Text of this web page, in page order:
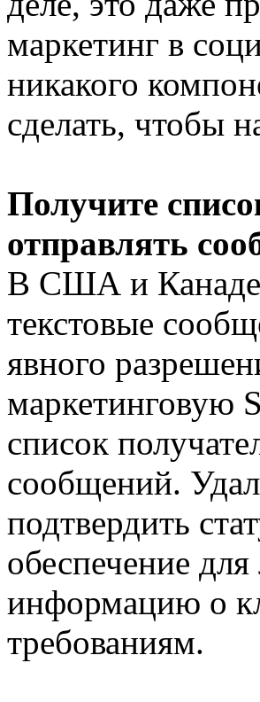
маркетинг в
никакого
сделать, чтобы
Получите
отправлять
В США и Канаде
текстовые
явного
маркетинговую
список
сообщений.
подтвердить
обеспечение
информацию о
требованиям.